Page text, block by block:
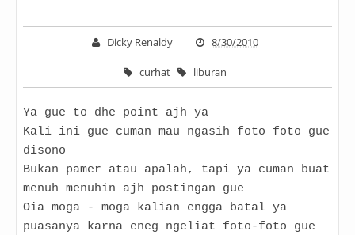
Dicky Renaldy 8/30/2010
curhat liburan
Ya gue to dhe point ajh ya
Kali ini gue cuman mau ngasih foto foto gue
disono
Bukan pamer atau apalah, tapi ya cuman buat
menuh menuhin ajh postingan gue
Oia moga - moga kalian engga batal ya
puasanya karna eneg ngeliat foto-foto gue